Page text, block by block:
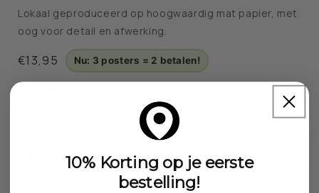
Lokaal geproduceerd op hoogwaardig mat papier, met
oog voor detail en afwerking.
Normale
€13,95 Nu: 3 posters = 2 betalen!
10% Korting op je eerste
bestelling!